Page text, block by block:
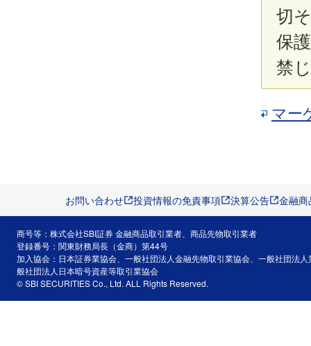
切
保
禁
マー
お問い合わせ 投資情報の免責事項 決算公告 金融
商号等：株式会社SBI証券 金融商品取引業者、商品先物取引業者
登録番号：関東財務局長（金商）第44号
加入協会：日本証券業協会、一般社団法人金融先物取引業協会、一般社団法
般社団法人日本暗号資産等取引業協会
© SBI SECURITIES Co., Ltd. ALL Rights Reserved.